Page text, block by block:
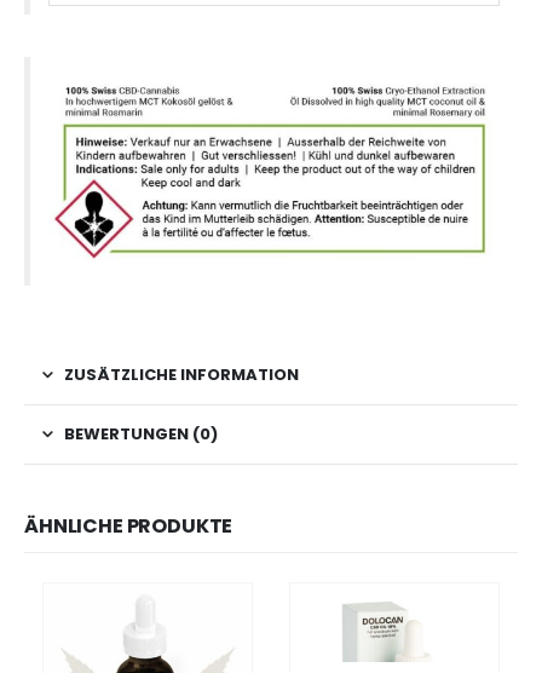
ZUSÄTZLICHE INFORMATION
BEWERTUNGEN (0)
ÄHNLICHE PRODUKTE